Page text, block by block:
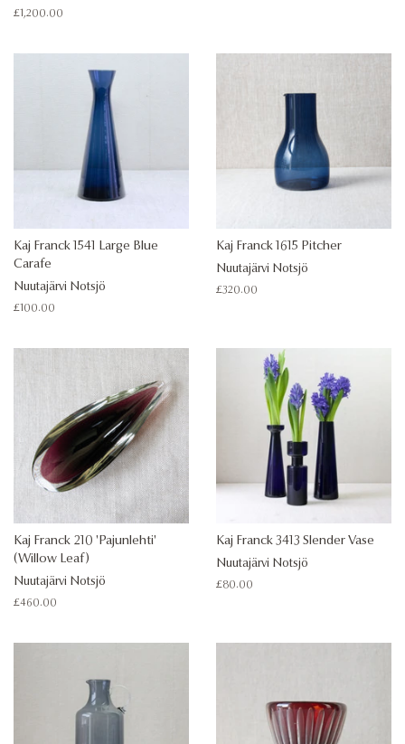
Regular
£1,200.00
Kaj Franck 1541 Large Blue
Carafe
Nuutajärvi Notsjö
Regular
£100.00
Kaj Franck 1615 Pitcher
Nuutajärvi Notsjö
Regular
£320.00
Kaj Franck 210 'Pajunlehti'
(Willow Leaf)
Nuutajärvi Notsjö
Regular
£460.00
Kaj Franck 3413 Slender Vase
Nuutajärvi Notsjö
Regular
£80.00